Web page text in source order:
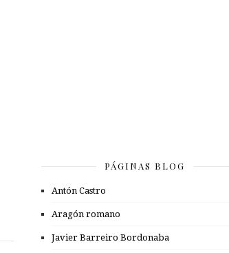
PÁGINAS BLOG
Antón Castro
Aragón romano
Javier Barreiro Bordonaba